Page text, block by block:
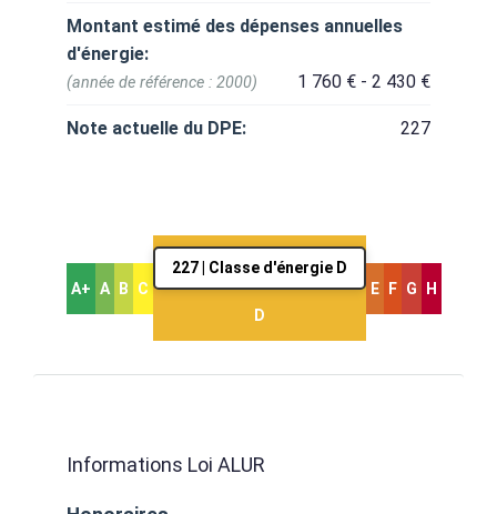
Montant estimé des dépenses annuelles
d'énergie:
1 760 € - 2 430 €
(année de référence : 2000)
Note actuelle du DPE: 227
A+ A B C
227 | Classe d'énergie D
D
E F G H
Informations Loi ALUR